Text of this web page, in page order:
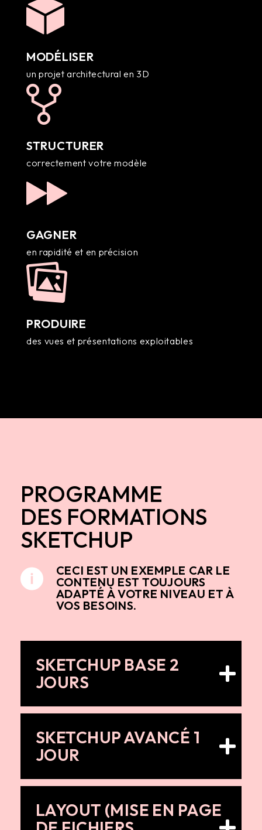
MODÉLISER
un projet architectural en 3D
STRUCTURER
correctement votre modèle
GAGNER
en rapidité et en précision
PRODUIRE
des vues et présentations exploitables
PROGRAMME
DES FORMATIONS
SKETCHUP
CECI EST UN EXEMPLE CAR LE
CONTENU EST TOUJOURS
ADAPTÉ À VOTRE NIVEAU ET À
VOS BESOINS.
SKETCHUP BASE 2
JOURS
SKETCHUP AVANCÉ 1
JOUR
LAYOUT (MISE EN PAGE